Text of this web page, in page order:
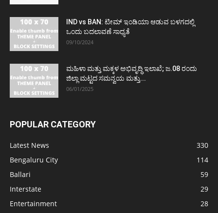
IND vs BAN: ಟೀಮ್ ಇಂಡಿಯಾ ಆಡುವ ಬಳಗದಲ್ಲಿ
ಒಂದು ಬದಲಾವಣೆ ಸಾಧ್ಯತೆ
09/10/2024
ಮಹಿಳಾ ಮತ್ತು ಮಕ್ಕಳ ಅಭಿವೃದ್ಧಿ ಇಲಾಖೆ; ಜ.08 ರಂದು
ಜಿಲ್ಲಾ ಮಟ್ಟದ ಸಮನ್ವಯ ಮತ್ತು...
06/01/2025
POPULAR CATEGORY
Latest News
330
Bengaluru City
114
Ballari
59
Interstate
29
Entertainment
28